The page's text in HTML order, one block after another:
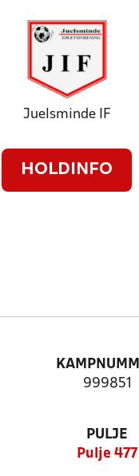
Juelsminde IF
HOLDINFO
999851
PULJE
Pulje 477